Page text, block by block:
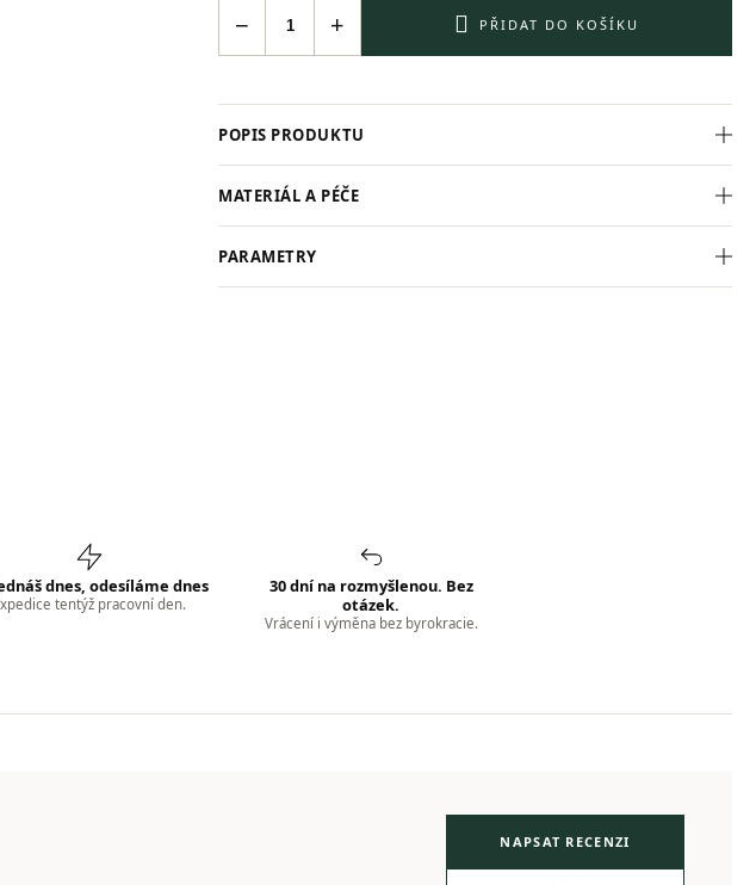
+
− PŘIDAT DO KOŠÍKU
POPIS PRODUKTU
MATERIÁL A PÉČE
PARAMETRY
dnes, odesíláme dnes
tentýž pracovní den.
30 dní na rozmyšlenou. Bez
otázek.
Vrácení i výměna bez byrokracie.
NAPSAT RECENZI